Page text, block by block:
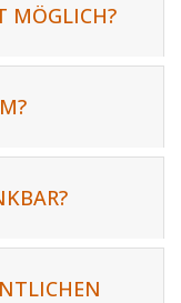
MÖGLICH?